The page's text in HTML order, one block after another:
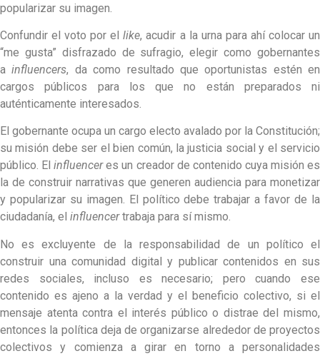
popularizar su imagen.
Confundir el voto por ellike, acudir a la urna para ahí colocar un
“me gusta” disfrazado de sufragio, elegir como gobernantes
ainfluencers, da como resultado que oportunistas estén en
cargos públicos para los que no están preparados ni
auténticamente interesados.
El gobernante ocupa un cargo electo avalado por la Constitución;
su misión debe ser el bien común, la justicia social y el servicio
público. Elinfluenceres un creador de contenido cuya misión es
la de construir narrativas que generen audiencia para monetizar
y popularizar su imagen. El político debe trabajar a favor de la
ciudadanía, el influencertrabaja para sí mismo.
No es excluyente de la responsabilidad de un político el
construir una comunidad digital y publicar contenidos en sus
redes sociales, incluso es necesario; pero cuando ese
contenido es ajeno a la verdad y el beneficio colectivo, si el
mensaje atenta contra el interés público o distrae del mismo,
entonces la política deja de organizarse alrededor de proyectos
colectivos y comienza a girar en torno a personalidades